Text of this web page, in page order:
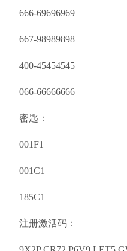
666-69696969
667-98989898
400-45454545
066-66666666
密匙：
001F1
001C1
185C1
注册激活码：